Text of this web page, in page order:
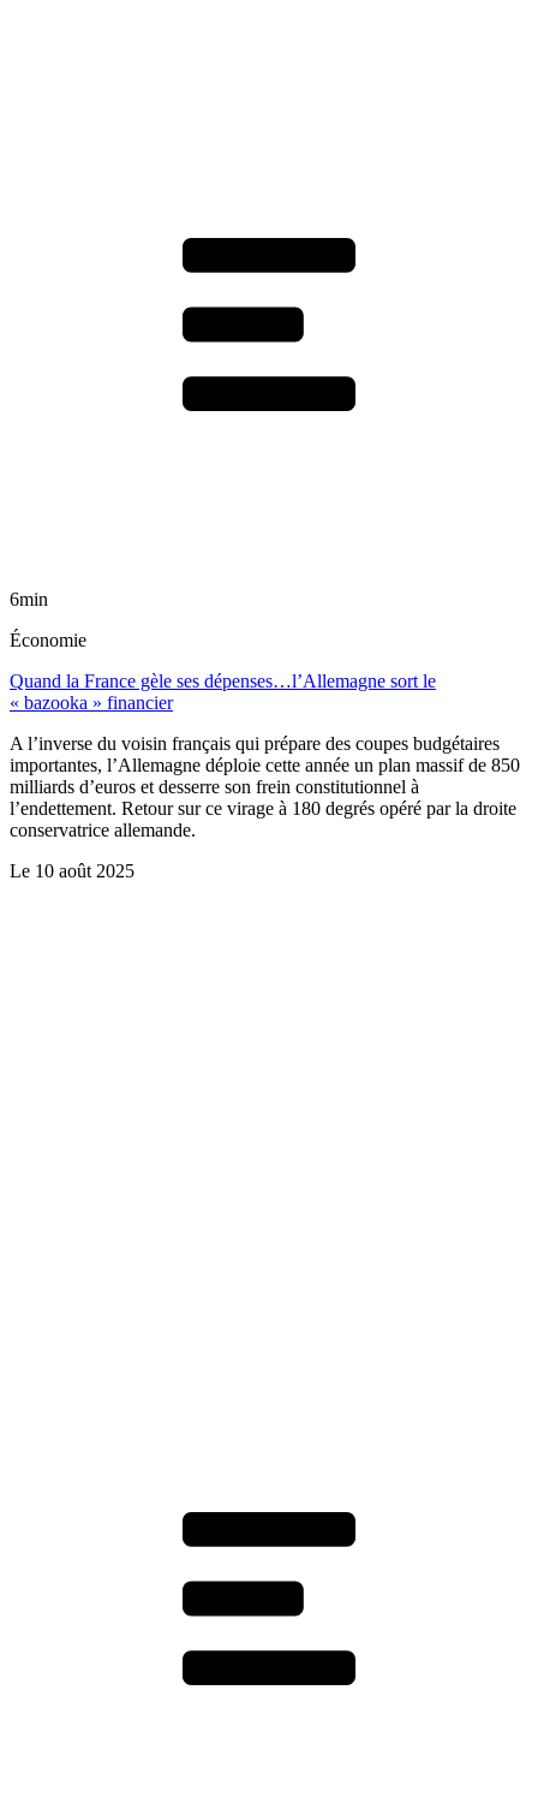
6min
Économie
Quand la France gèle ses dépenses…l’Allemagne sort le
« bazooka » financier
A l’inverse du voisin français qui prépare des coupes budgétaires
importantes, l’Allemagne déploie cette année un plan massif de 850
milliards d’euros et desserre son frein constitutionnel à
l’endettement. Retour sur ce virage à 180 degrés opéré par la droite
conservatrice allemande.
Le 10 août 2025